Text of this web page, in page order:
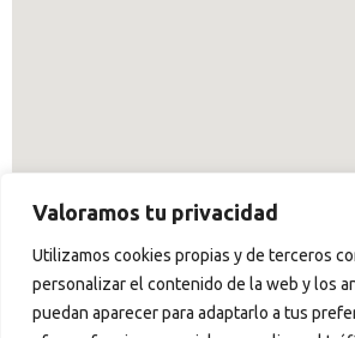
Valoramos tu privacidad
Utilizamos cookies propias y de terceros
personalizar el contenido de la web y los
puedan aparecer para adaptarlo a tus
Inicio Alquilar